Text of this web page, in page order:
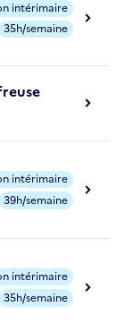
intérimaire
35h/semaine
intérimaire
39h/semaine
intérimaire
35h/semaine